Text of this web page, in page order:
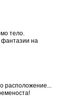
тело.
фантазии на
расположение...